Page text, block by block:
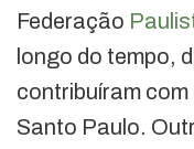
Federação
longo do tempo,
contribuíram
Santo Paulo.